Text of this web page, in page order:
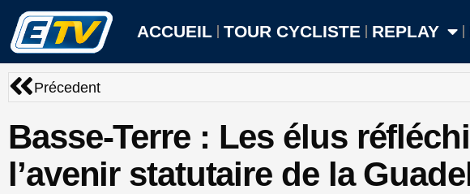
Aller
contenu
ACCUEIL TOUR CYCLISTE REPLAY
Précédent
Précedent
Basse-Terre : Les élus
l’avenir statutaire de la